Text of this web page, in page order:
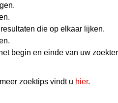
die op elkaar lijken.
begin en einde van uw
zoektips vindt u hier.